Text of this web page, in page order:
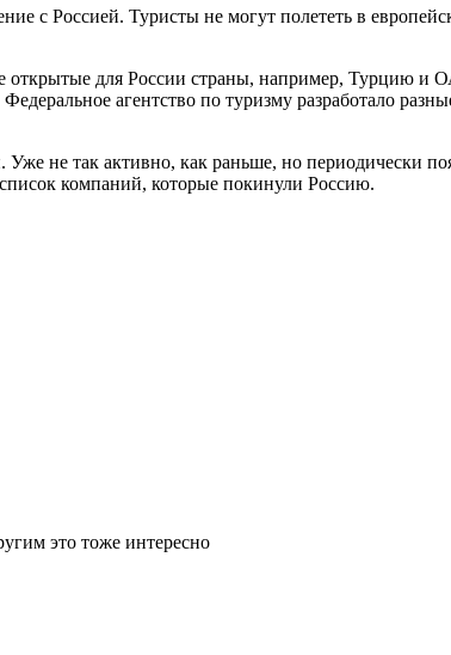
с Россией. Туристы не могут полететь в
открытые для России страны, например, Турцию
агентство по туризму разработало
Уже не так активно, как раньше, но периодически
компаний, которые покинули Россию.
это тоже интересно